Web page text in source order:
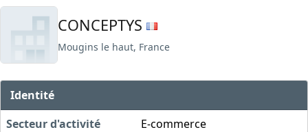
CONCEPTYS
Mougins le haut, France
Identité
Secteur d'activité
E-commerce